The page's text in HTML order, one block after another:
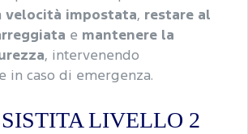
velocità impostata, restare al
e mantenere la
, intervenendo
in caso di emergenza.
LIVELLO 2